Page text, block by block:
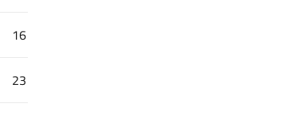
16
23